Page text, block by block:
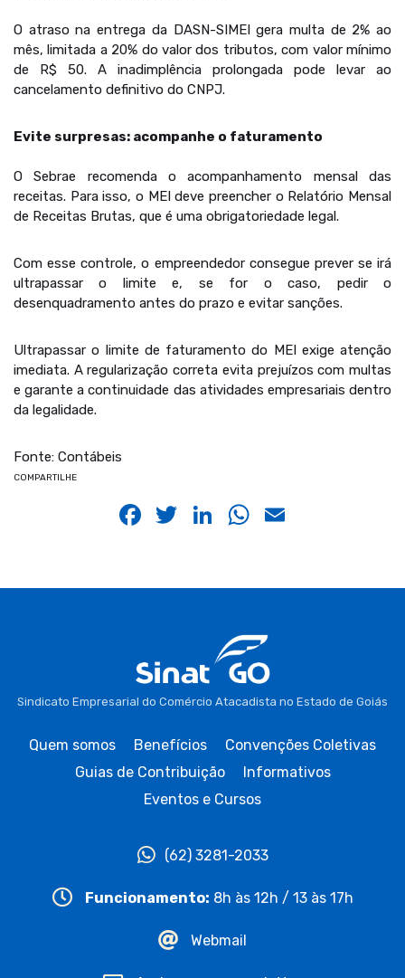
O atraso na entrega da DASN-SIMEI gera multa de 2% ao
mês, limitada a 20% do valor dos tributos, com valor mínimo
de R$ 50. A inadimplência prolongada pode levar ao
cancelamento definitivo do CNPJ.
Evite surpresas: acompanhe o faturamento
O Sebrae recomenda o acompanhamento mensal das
receitas. Para isso, o MEI deve preencher o Relatório Mensal
de Receitas Brutas, que é uma obrigatoriedade legal.
Com esse controle, o empreendedor consegue prever se irá
ultrapassar o limite e, se for o caso, pedir o
desenquadramento antes do prazo e evitar sanções.
Ultrapassar o limite de faturamento do MEI exige atenção
imediata. A regularização correta evita prejuízos com multas
e garante a continuidade das atividades empresariais dentro
da legalidade.
Fonte: Contábeis
COMPARTILHE
Facebook
Twitter
LinkedIn
WhatsApp
Sindicato Empresarial do Comércio Atacadista no Estado de Goiás
Quem somos Benefícios
Convenções Coletivas
Guias de Contribuição
Informativos
Eventos e Cursos
(62) 3281-2033
Funcionamento: 8h às 12h / 13 às 17h
Webmail